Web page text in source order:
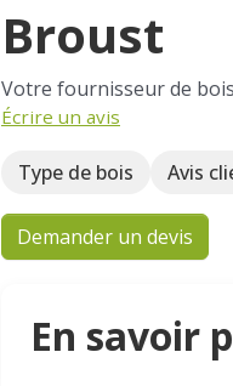
Broust
Votre fournisseur de bois
Écrire un avis
Type de bois Avis
Demander un devis
En savoir